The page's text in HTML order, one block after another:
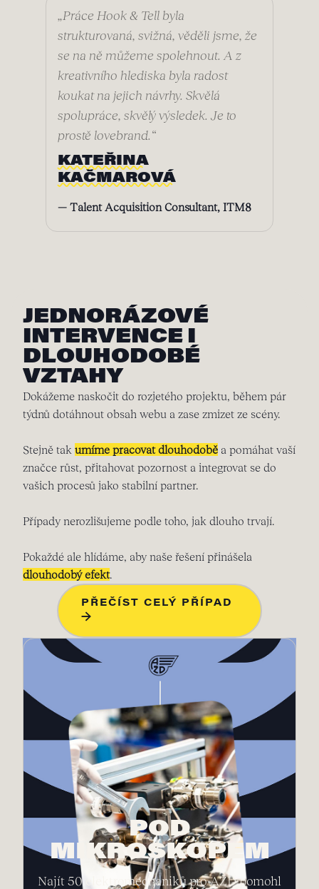
„Práce Hook & Tell byla
strukturovaná, svižná, věděli jsme, že
se na ně můžeme spolehnout. A z
kreativního hlediska byla radost
koukat na jejich návrhy. Skvělá
spolupráce, skvělý výsledek. Je to
prostě lovebrand.“
KATEŘINA
KAČMAROVÁ
— Talent Acquisition Consultant, ITM8
JEDNORÁZOVÉ
INTERVENCE I
DLOUHODOBÉ
VZTAHY
Dokážeme naskočit do rozjetého projektu, během pár
týdnů dotáhnout obsah webu a zase zmizet ze scény.
Stejně tak umíme pracovat dlouhodobě a pomáhat vaší
značce růst, přitahovat pozornost a integrovat se do
vašich procesů jako stabilní partner.
Případy nerozlišujeme podle toho, jak dlouho trvají.
Pokaždé ale hlídáme, aby naše řešení přinášela
dlouhodobý efekt.
PŘEČÍST CELÝ PŘÍPAD
→
POD
MIKROSKOPEM
Najít 50 elektromechaniků pro AŽD pomohl